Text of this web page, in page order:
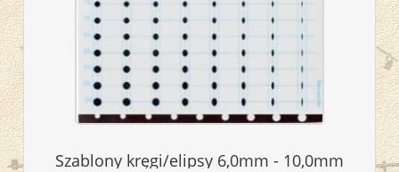
Szablony kręgi/elipsy 6,0mm - 10,0mm